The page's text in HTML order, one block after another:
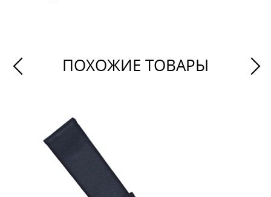
ПОХОЖИЕ ТОВАРЫ